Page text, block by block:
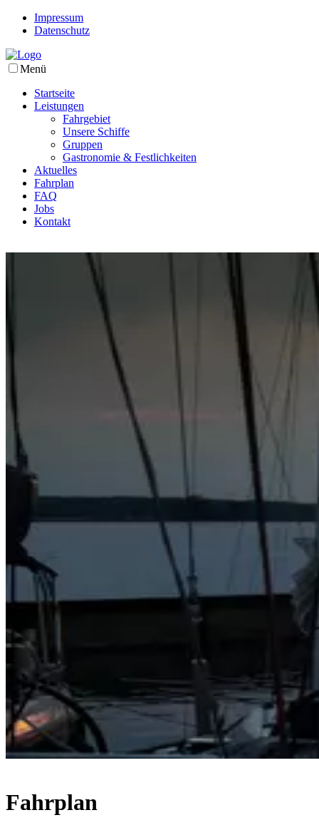
Impressum
Datenschutz
Menü
Startseite
Leistungen
Fahrgebiet
Unsere Schiffe
Gruppen
Gastronomie & Festlichkeiten
Aktuelles
Fahrplan
FAQ
Jobs
Kontakt
Fahrplan